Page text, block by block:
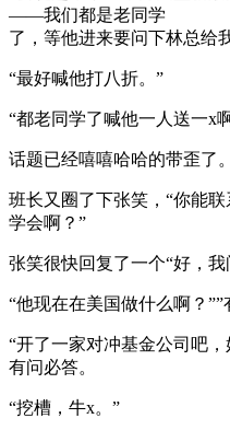
——我们都是老同学
了，等他进来要问下林总给
“最好喊他打八折。”
“都老同学了喊他一人送一x
话题已经嘻嘻哈哈的带歪了。
班长又圈了下张笑，“你能
学会啊？”
张笑很快回复了一个“好，我
“他现在在美国做什么啊？””
“开了一家对冲基金公司吧
有问必答。
“挖槽，牛x。”